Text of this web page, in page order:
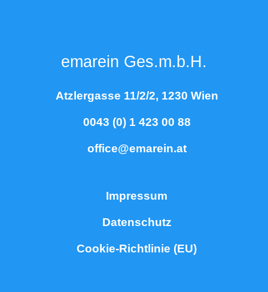
emarein Ges.m.b.H.
Atzlergasse 11/2/2, 1230 Wien
0043 (0) 1 423 00 88
office@emarein.at
Impressum
Datenschutz
Cookie-Richtlinie (EU)